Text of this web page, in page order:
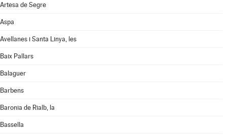
Artesa de Segre
Aspa
Avellanes i Santa Linya, les
Baix Pallars
Balaguer
Barbens
Baronia de Rialb, la
Bassella